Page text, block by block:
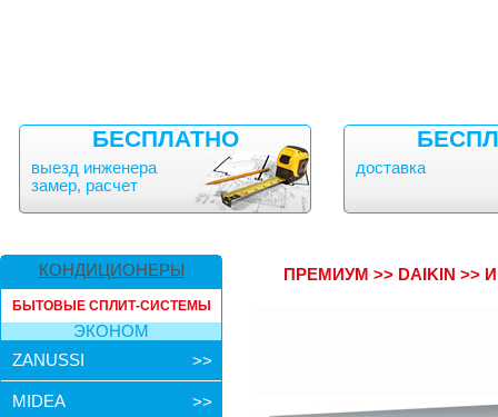
БЕСПЛАТНО
выезд инженера
замер, расчет
доставка
КОНДИЦИОНЕРЫ
БЫТОВЫЕ СПЛИТ-СИСТЕМЫ
ЭКОНОМ
ZANUSSI
>>
MIDEA >>
ПРЕМИУМ >> DAIKIN >>